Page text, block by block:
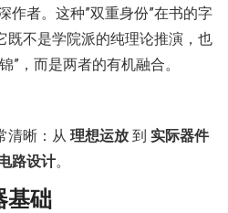
作者。这种”双重身份”在书的字
既不是学院派的纯理论推演，也
”，而是两者的有机融合。
清晰：从 理想运放 到 实际器件
路设计。
基础